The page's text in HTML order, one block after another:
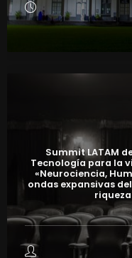
Summit LATAM
Tecnología para la
«Neurociencia,
ondas expansivas